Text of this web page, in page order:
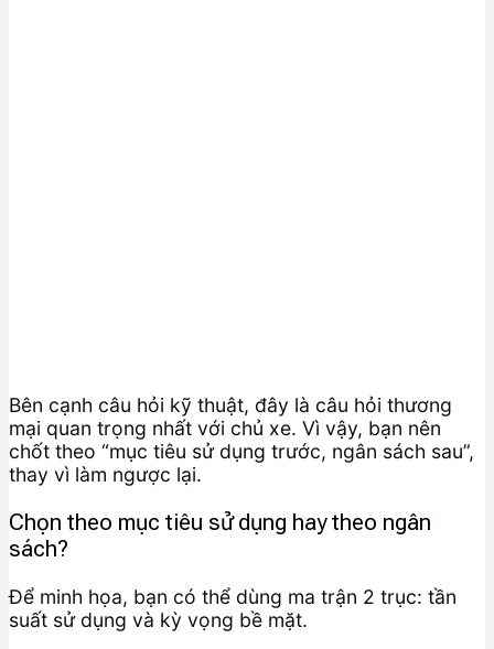
Bên cạnh câu hỏi kỹ thuật, đây là câu hỏi thương
mại quan trọng nhất với chủ xe. Vì vậy, bạn nên
chốt theo “mục tiêu sử dụng trước, ngân sách sau”,
thay vì làm ngược lại.
Chọn theo mục tiêu sử dụng hay theo ngân
sách?
Để minh họa, bạn có thể dùng ma trận 2 trục: tần
suất sử dụng và kỳ vọng bề mặt.